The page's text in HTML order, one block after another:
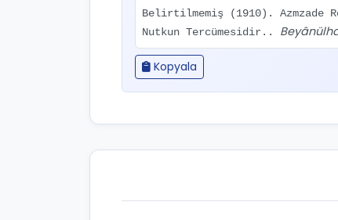
Belirtilmemiş (1910). Azmzade
Nutkun Tercümesidir..
Kopyala